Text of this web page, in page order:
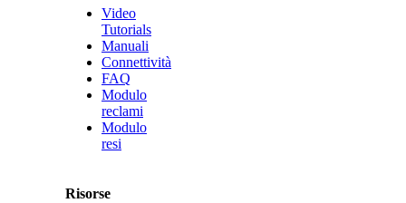
Video
Tutorials
Manuali
Connettività
FAQ
Modulo
reclami
Modulo
resi
Risorse